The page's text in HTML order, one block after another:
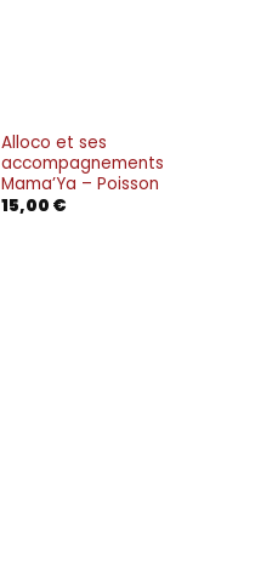
Alloco et ses
accompagnements
Mama’Ya – Poisson
15,00 €